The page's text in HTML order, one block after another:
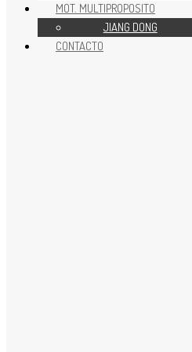
REPUESTOS JIANG DONG
MOT. MULTIPROPOSITO
JIANG DONG
CONTACTO